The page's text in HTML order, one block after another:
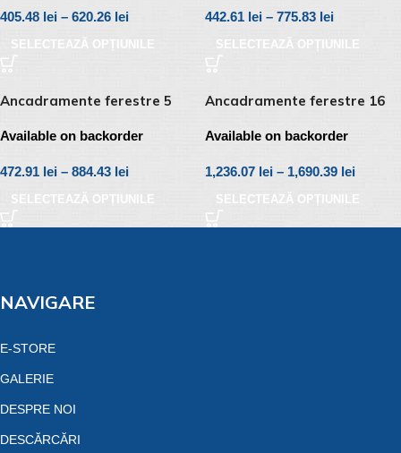
405.48 lei – 620.26 lei
SELECTEAZĂ OPȚIUNILE
442.61 lei – 775.83 lei
SELECTEAZĂ OPȚIUNILE
Ancadramente ferestre 5
Available on backorder
472.91 lei – 884.43 lei
SELECTEAZĂ OPȚIUNILE
Ancadramente ferestre 16
Available on backorder
1,236.07 lei – 1,690.39 lei
SELECTEAZĂ OPȚIUNILE
NAVIGARE
E-STORE
GALERIE
DESPRE NOI
DESCĂRCĂRI